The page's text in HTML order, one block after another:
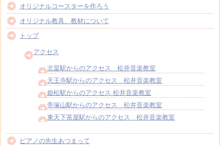
オリジナルコースターを作ろう
オリジナル教具、教材について
トップ
アクセス
北畠駅からのアクセス 松井音楽教室
天王寺駅からのアクセス 松井音楽教室
姫松駅からのアクセス 松井音楽教室
帝塚山駅からのアクセス 松井音楽教室
東天下茶屋駅からのアクセス 松井音楽教室
ピアノの先生あつまって